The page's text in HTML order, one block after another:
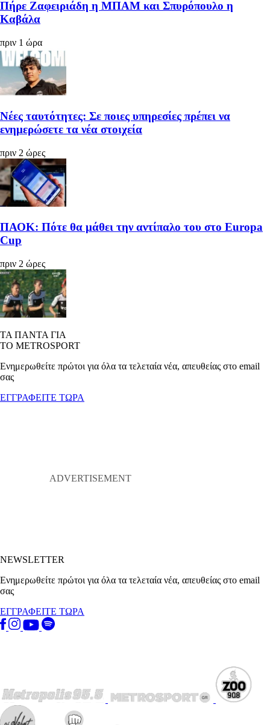
Πήρε Ζαφειριάδη η ΜΠΑΜ και Σπυρόπουλο η
Καβάλα
πριν 1 ώρα
Νέες ταυτότητες: Σε ποιες υπηρεσίες πρέπει να
ενημερώσετε τα νέα στοιχεία
πριν 2 ώρες
ΠΑΟΚ: Πότε θα μάθει την αντίπαλο του στο Europa
Cup
πριν 2 ώρες
ΤΑ ΠΑΝΤΑ ΓΙΑ
ΤΟ METROSPORT
Ενημερωθείτε πρώτοι για όλα τα τελεταία νέα, απευθείας στο email
σας
ΕΓΓΡΑΦΕΙΤΕ ΤΩΡΑ
NEWSLETTER
Ενημερωθείτε πρώτοι για όλα τα τελεταία νέα, απευθείας στο email
σας
ΕΓΓΡΑΦΕΙΤΕ ΤΩΡΑ